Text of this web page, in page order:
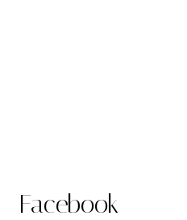
Facebook